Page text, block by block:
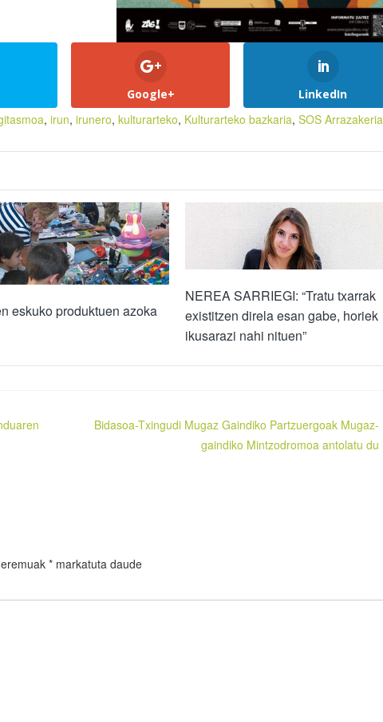
Google+ LinkedIn
, irun, irunero, kulturarteko, Kulturarteko bazkaria, SOS Arrazakeria
eskuko produktuen azoka
NEREA SARRIEGI: “Tratu txarrak
existitzen direla esan gabe, horiek
ikusarazi nahi nituen”
Bidasoa-Txingudi Mugaz Gaindiko Partzuergoak Mugaz-
gaindiko Mintzodromoa antolatu du
* markatuta daude